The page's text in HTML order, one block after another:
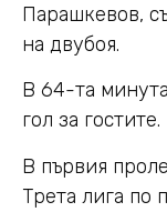
Парашкевов,
на двубоя.
В 64-та
гол за гостите.
В първия
Трета лига по